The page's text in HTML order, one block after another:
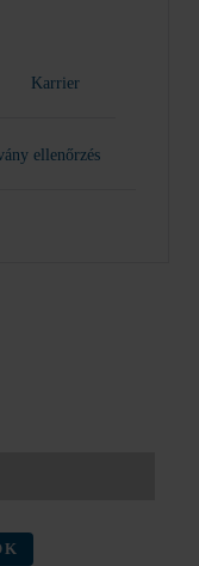
Karrier
ellenőrzés